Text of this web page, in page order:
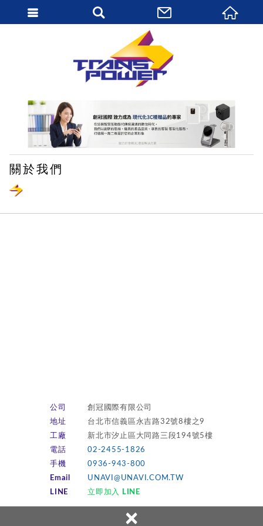
×
關於我們
公司
創冠國際有限公司
地址
台北市信義區永吉路32號8樓之9
工廠
新北市汐止區大同路三段194號5樓
電話
02-2455-1826
手機
0936-943-800
Email
UNAVI@UNAVI.COM.TW
LINE
立即加入 LINE
繁體中文